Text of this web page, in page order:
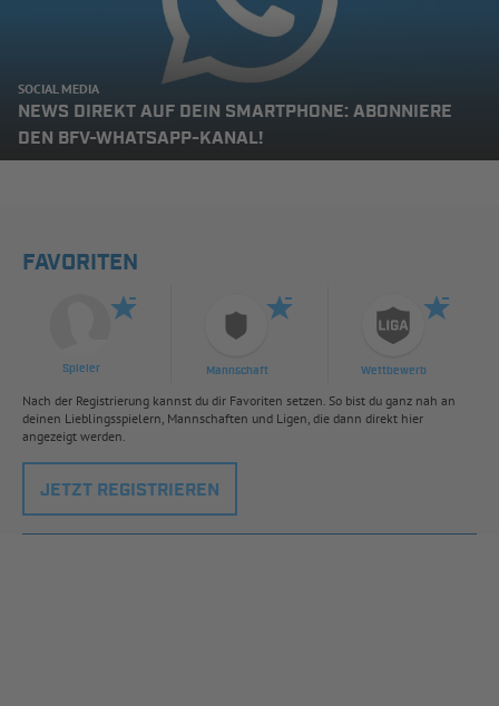
SOCIAL MEDIA
NEWS DIREKT AUF DEIN SMARTPHONE: ABONNIERE
DEN BFV-WHATSAPP-KANAL!
FAVORITEN
Spieler Mannschaft Wettbewerb
Nach der Registrierung kannst du dir Favoriten setzen. So bist du ganz nah an
deinen Lieblingsspielern, Mannschaften und Ligen, die dann direkt hier
angezeigt werden.
JETZT REGISTRIEREN